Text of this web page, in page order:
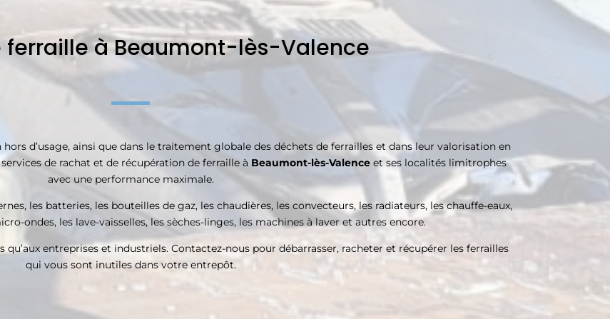
ferraille à Beaumont-lès-Valence
d’usage, ainsi que dans le traitement globale des déchets de ferrailles et dans leur valorisation en
de rachat et de récupération de ferraille à Beaumont-lès-Valence et ses localités limitrophes
avec une performance maximale.
les batteries, les bouteilles de gaz, les chaudières, les convecteurs, les radiateurs, les chauffe-eaux,
ondes, les lave-vaisselles, les sèches-linges, les machines à laver et autres encore.
qu’aux entreprises et industriels. Contactez-nous pour débarrasser, racheter et récupérer les ferrailles
qui vous sont inutiles dans votre entrepôt.